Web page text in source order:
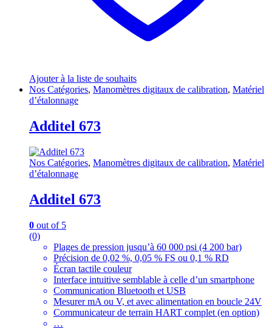
Ajouter à la liste de souhaits
Nos Catégories, Manomètres digitaux de calibration, Matériel
d’étalonnage
Additel 673
Nos Catégories, Manomètres digitaux de calibration, Matériel
d’étalonnage
Additel 673
0 out of 5
(0)
Plages de pression jusqu’à 60 000 psi (4 200 bar)
Précision de 0,02 %, 0,05 % FS ou 0,1 % RD
Écran tactile couleur
Interface intuitive semblable à celle d’un smartphone
Communication Bluetooth et USB
Mesurer mA ou V, et avec alimentation en boucle 24V
Communicateur de terrain HART complet (en option)
…